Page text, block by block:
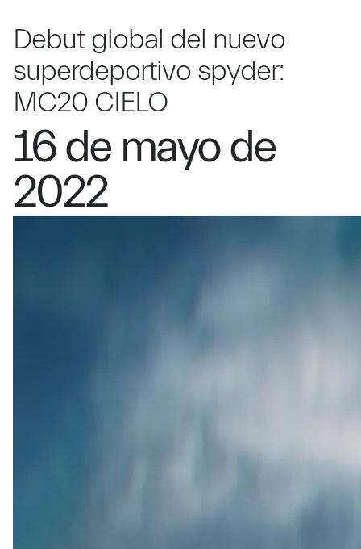
Debut global del nuevo
superdeportivo spyder:
MC20 CIELO
16 de mayo de
2022